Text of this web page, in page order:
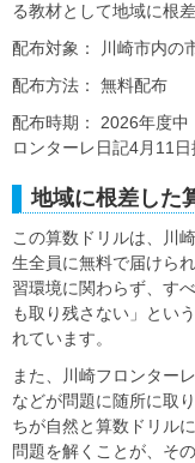
る教材として地域に根
配布対象： 川崎市内の
配布方法： 無料配布
配布時期： 2026年度中
ロンターレ日記4月11日
地域に根差した
この算数ドリルは、川
生全員に無料で届けら
習環境に関わらず、す
も取り残さない」とい
れています。
また、川崎フロンター
などが問題に随所に取
ちが自然と算数ドリル
問題を解くことが、そ